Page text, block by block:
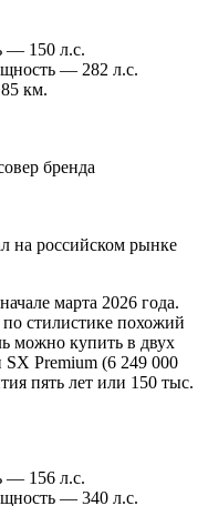
— 150 л.с.
— 282 л.с.
км.
бренда
на российском рынке
марта 2026 года.
стилистике похожий
можно купить в двух
Premium (6 249 000
пять лет или 150 тыс.
— 156 л.с.
— 340 л.с.